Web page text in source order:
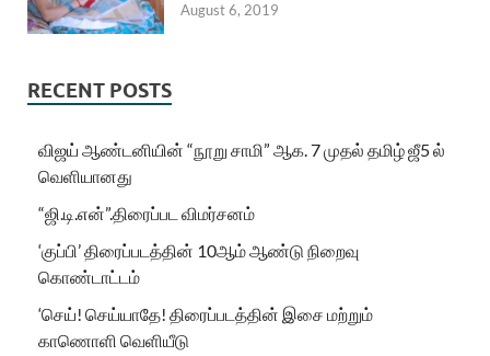
August 6, 2019
RECENT POSTS
விஜய் ஆண்டனியின் “நூறு சாமி” ஆக. 7 முதல் தமிழ் ஜீ5 ல்
வெளியானது
“ஜி.டி.என்”.திரைப்பட விமர்சனம்
‘குப்பி’ திரைப்படத்தின் 10ஆம் ஆண்டு நிறைவு
கொண்டாட்டம்
‘செய்! செய்யாதே! திரைப்படத்தின் இசை மற்றும்
காணொளி வெளியீடு